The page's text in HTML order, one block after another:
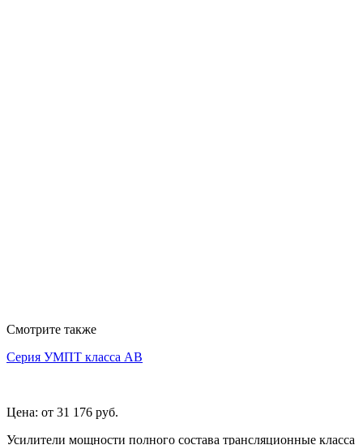
Смотрите также
Серия УМПТ класса АВ
Цена: от 31 176 руб.
Усилители мощности полного состава трансляционные класса